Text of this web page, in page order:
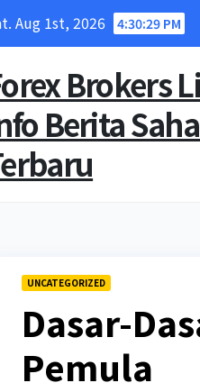
Aug 1st, 2026 4:30:30 PM
Brokers
Berita
UNCATEGORIZED
Dasar-
Pemula